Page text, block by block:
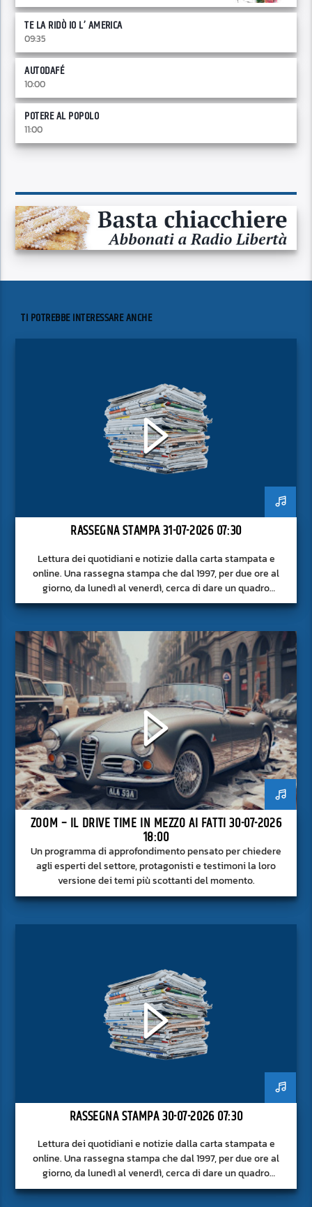
TE LA RIDÒ IO L’ AMERICA
09:35
AUTODAFÉ
10:00
POTERE AL POPOLO
11:00
TI POTREBBE INTERESSARE ANCHE
RASSEGNA STAMPA 31-07-2026 07:30
Lettura dei quotidiani e notizie dalla carta stampata e
online. Una rassegna stampa che dal 1997, per due ore al
giorno, da lunedì al venerdì, cerca di dare un quadro
approfondito delle notizie del giorno, senza fermarsi alla
ZOOM – IL DRIVE TIME IN MEZZO AI FATTI 30-07-2026
18:00
Un programma di approfondimento pensato per chiedere
agli esperti del settore, protagonisti e testimoni la loro
versione dei temi più scottanti del momento.
RASSEGNA STAMPA 30-07-2026 07:30
Lettura dei quotidiani e notizie dalla carta stampata e
online. Una rassegna stampa che dal 1997, per due ore al
giorno, da lunedì al venerdì, cerca di dare un quadro
approfondito delle notizie del giorno, senza fermarsi alla